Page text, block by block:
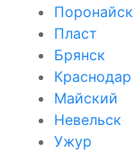
Поронайск
Пласт
Брянск
Краснодар
Майский
Невельск
Ужур